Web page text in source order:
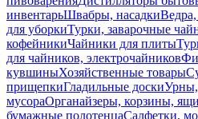
инвентарьШвабры, насадки
для уборкиТурки, заварочные
кофейникиЧайники для плиты
для чайников, электрочайников
кувшиныХозяйственные товары
прищепкиГладильные доскиУрны,
мусораОрганайзеры, корзины,
бумажные полотенцаСалфетки,